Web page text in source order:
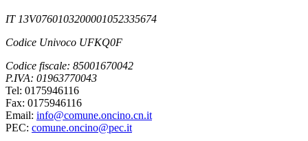
IT 13V0760103200001052335674
Codice Univoco UFKQ0F
Codice fiscale: 85001670042
P.IVA: 01963770043
Tel: 0175946116
Fax: 0175946116
Email: info@comune.oncino.cn.it
PEC: comune.oncino@pec.it